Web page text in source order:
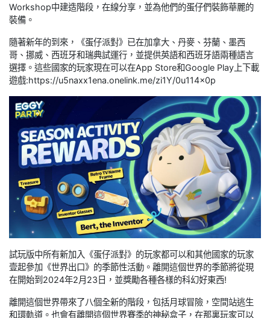
Workshop中建造階段，在線分享，並為他們的蛋仔們裝飾華麗的
裝備。
隨著新年的到來，《蛋仔派對》已在加拿大、丹麥、芬蘭、墨西
哥、挪威、西班牙和瑞典試運行，並提供英語和西班牙語兩種語言
選擇。這些國家的玩家現在可以在App Store和Google Play上下載
遊戲:https://u5naxx1ena.onelink.me/zi1Y/0u114x0p
試玩版中所有新加入《蛋仔派對》的玩家都可以和其他國家的玩家
壹起參加《世界出口》的季節性活動。離開這個世界的季節將從現
在開始到2024年2月23日，並獎勵各種各樣的科幻好東西!
離開這個世界帶來了八個全新的階段，包括月球冒險，空間站逃生
和環軌道。也會有離開這個世界賽季的神秘盒子，在那裏玩家可以